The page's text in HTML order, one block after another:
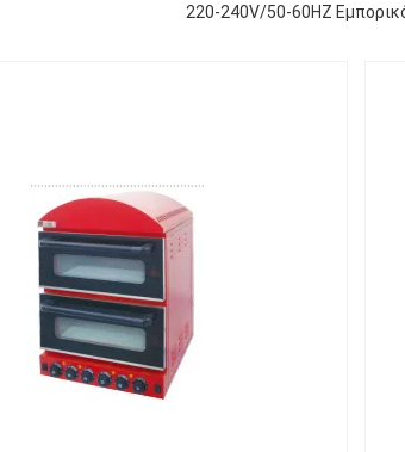
220-240V/50-60HZ